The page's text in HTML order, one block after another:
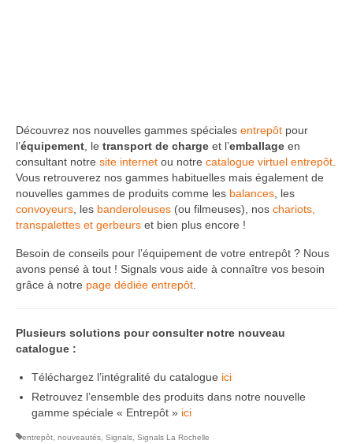
Découvrez nos nouvelles gammes spéciales entrepôt pour
l’équipement , le transport de charge et l’emballage en
consultant notre site internet ou notre catalogue virtuel entrepôt
Vous retrouverez nos gammes habituelles mais également de
nouvelles gammes de produits comme les balances , les
convoyeurs , les banderoleuses (ou filmeuses), nos chariots,
transpalettes et gerbeurs et bien plus encore !
Besoin de conseils pour l’équipement de votre entrepôt ? Nous
avons pensé à tout ! Signals vous aide à connaître vos besoin
grâce à notre page dédiée entrepôt
Plusieurs solutions pour consulter notre nouveau
catalogue :
Téléchargez l’intégralité du catalogue ici
Retrouvez l’ensemble des produits dans notre nouvelle
gamme spéciale « Entrepôt » ici
entrepôt nouveautés Signals Signals La Rochelle